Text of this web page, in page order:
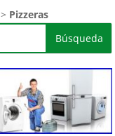
> Pizzeras